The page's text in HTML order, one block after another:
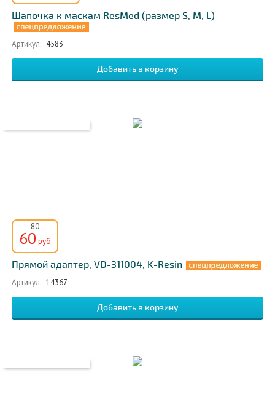
Шапочка к маскам ResMed (размер S, M, L)
Артикул: 4583
80
60 руб
Прямой адаптер, VD-311004, K-Resin
Артикул: 14367